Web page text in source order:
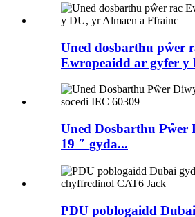
Uned dosbarthu pŵer
Ewropeaidd ar gyfer y
Uned Dosbarthu Pŵer
19 ″ gyda...
PDU poblogaidd